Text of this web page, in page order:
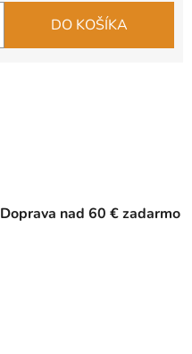
DO KOŠÍKA
Doprava nad 60 € zadarmo